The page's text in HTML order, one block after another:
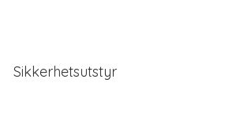
Sikkerhetsutstyr